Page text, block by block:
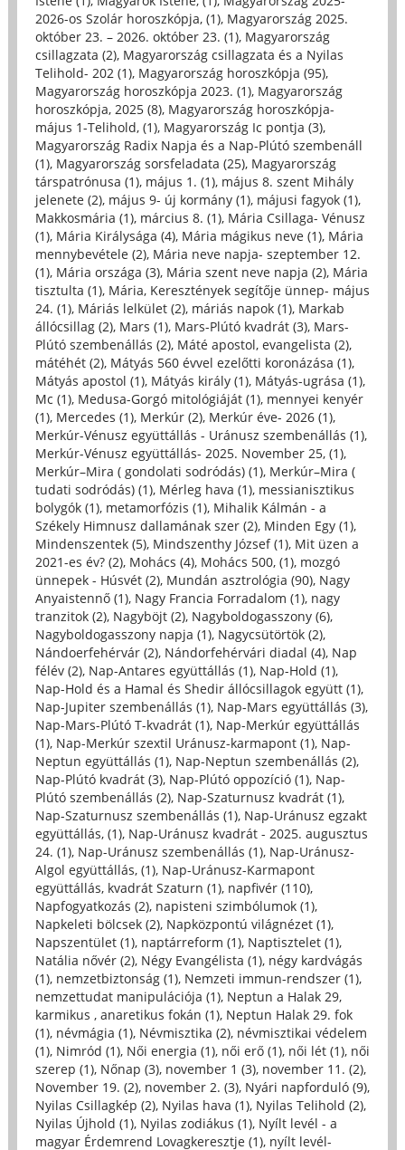
2026-os Szolár horoszkópja, (1), Magyarország 2025.
október 23. – 2026. október 23. (1), Magyarország
csillagzata (2), Magyarország csillagzata és a Nyilas
Telihold- 202 (1), Magyarország horoszkópja (95),
Magyarország horoszkópja 2023. (1), Magyarország
horoszkópja, 2025 (8), Magyarország horoszkópja-
május 1-Telihold, (1), Magyarország Ic pontja (3),
Magyarország Radix Napja és a Nap-Plútó szembenáll
(1), Magyarország sorsfeladata (25), Magyarország
társpatrónusa (1), május 1. (1), május 8. szent Mihály
jelenete (2), május 9- új kormány (1), májusi fagyok (1),
Makkosmária (1), március 8. (1), Mária Csillaga- Vénusz
(1), Mária Királysága (4), Mária mágikus neve (1), Mária
mennybevétele (2), Mária neve napja- szeptember 12.
(1), Mária országa (3), Mária szent neve napja (2), Mária
tisztulta (1), Mária, Keresztények segítője ünnep- május
24. (1), Máriás lelkület (2), máriás napok (1), Markab
állócsillag (2), Mars (1), Mars-Plútó kvadrát (3), Mars-
Plútó szembenállás (2), Máté apostol, evangelista (2),
mátéhét (2), Mátyás 560 évvel ezelőtti koronázása (1),
Mátyás apostol (1), Mátyás király (1), Mátyás-ugrása (1),
Mc (1), Medusa-Gorgó mitológiáját (1), mennyei kenyér
(1), Mercedes (1), Merkúr (2), Merkúr éve- 2026 (1),
Merkúr-Vénusz együttállás - Uránusz szembenállás (1),
Merkúr-Vénusz együttállás- 2025. November 25, (1),
Merkúr–Mira ( gondolati sodródás) (1), Merkúr–Mira (
tudati sodródás) (1), Mérleg hava (1), messianisztikus
bolygók (1), metamorfózis (1), Mihalik Kálmán - a
Székely Himnusz dallamának szer (2), Minden Egy (1),
Mindenszentek (5), Mindszenthy József (1), Mit üzen a
2021-es év? (2), Mohács (4), Mohács 500, (1), mozgó
ünnepek - Húsvét (2), Mundán asztrológia (90), Nagy
Anyaistennő (1), Nagy Francia Forradalom (1), nagy
tranzitok (2), Nagyböjt (2), Nagyboldogasszony (6),
Nagyboldogasszony napja (1), Nagycsütörtök (2),
Nándoerfehérvár (2), Nándorfehérvári diadal (4), Nap
félév (2), Nap-Antares együttállás (1), Nap-Hold (1),
Nap-Hold és a Hamal és Shedir állócsillagok együtt (1),
Nap-Jupiter szembenállás (1), Nap-Mars együttállás (3),
Nap-Mars-Plútó T-kvadrát (1), Nap-Merkúr együttállás
(1), Nap-Merkúr szextil Uránusz-karmapont (1), Nap-
Neptun együttállás (1), Nap-Neptun szembenállás (2),
Nap-Plútó kvadrát (3), Nap-Plútó oppozíció (1), Nap-
Plútó szembenállás (2), Nap-Szaturnusz kvadrát (1),
Nap-Szaturnusz szembenállás (1), Nap-Uránusz egzakt
együttállás, (1), Nap-Uránusz kvadrát - 2025. augusztus
24. (1), Nap-Uránusz szembenállás (1), Nap-Uránusz-
Algol együttállás, (1), Nap-Uránusz-Karmapont
együttállás, kvadrát Szaturn (1), napfivér (110),
Napfogyatkozás (2), napisteni szimbólumok (1),
Napkeleti bölcsek (2), Napközpontú világnézet (1),
Napszentület (1), naptárreform (1), Naptisztelet (1),
Natália nővér (2), Négy Evangélista (1), négy kardvágás
(1), nemzetbiztonság (1), Nemzeti immun-rendszer (1),
nemzettudat manipulációja (1), Neptun a Halak 29,
karmikus , anaretikus fokán (1), Neptun Halak 29. fok
(1), névmágia (1), Névmisztika (2), névmisztikai védelem
(1), Nimród (1), Női energia (1), női erő (1), női lét (1), női
szerep (1), Nőnap (3), november 1 (3), november 11. (2),
November 19. (2), november 2. (3), Nyári napforduló (9),
Nyilas Csillagkép (2), Nyilas hava (1), Nyilas Telihold (2),
Nyilas Újhold (1), Nyilas zodiákus (1), Nyílt levél - a
magyar Érdemrend Lovagkeresztje (1), nyílt levél-